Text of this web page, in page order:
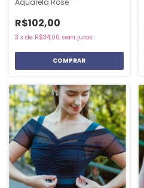
R$102,00
3 x de R$34,00 sem juros
COMPRAR